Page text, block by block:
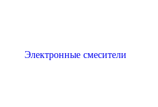
Электронные смесители